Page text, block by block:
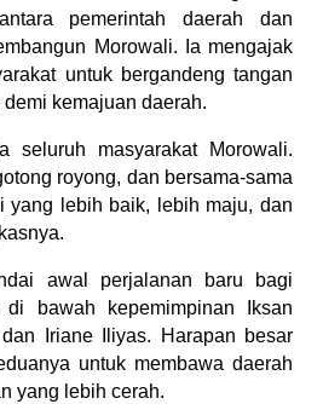
pemerintah daerah dan
Morowali. Ia mengajak
untuk bergandeng tangan
kemajuan daerah.
seluruh masyarakat Morowali.
royong, dan bersama-sama
yang lebih baik, lebih maju, dan
awal perjalanan baru bagi
di bawah kepemimpinan Iksan
Iriane Iliyas. Harapan besar
untuk membawa daerah
yang lebih cerah.